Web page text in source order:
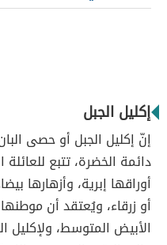
إكليل الجبل
إنّ إكليل الجبل أو حصى
دائمة الخضرة، تتبع للعائلة
أوراقها إبرية، وأزهارها
أو زرقاء، ويُعتقد أن
الأبيض المتوسط، ولإكليل